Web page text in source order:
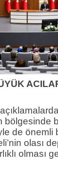
bölgesinde
de önemli
olası
olması